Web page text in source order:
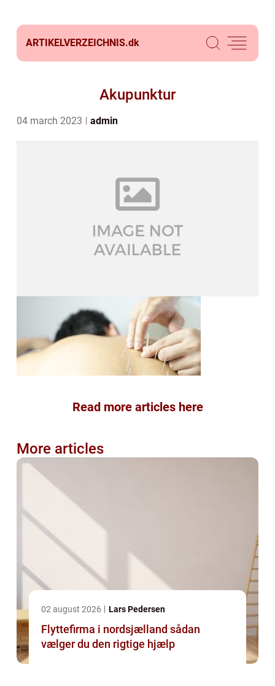
ARTIKELVERZEICHNIS.dk
Akupunktur
04 march 2023 admin
Read more articles here
More articles
02 august 2026 Lars Pedersen
Flyttefirma i nordsjælland sådan
vælger du den rigtige hjælp